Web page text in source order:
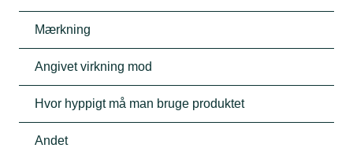
Mærkning
Angivet virkning mod
Hvor hyppigt må man bruge produktet
Andet